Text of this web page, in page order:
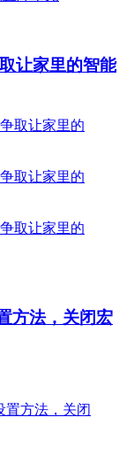
让家里的智能
方法，关闭宏